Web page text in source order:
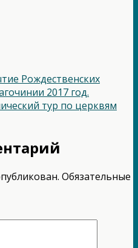
Рождественских
2017 год.
тур по церквям
Обязательные